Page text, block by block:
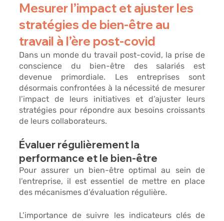
Mesurer l’impact et ajuster les
stratégies de bien-être au
travail à l’ère post-covid
Dans un monde du travail post-covid, la prise de
conscience du bien-être des salariés est
devenue primordiale. Les entreprises sont
désormais confrontées à la nécessité de mesurer
l’impact de leurs initiatives et d’ajuster leurs
stratégies pour répondre aux besoins croissants
de leurs collaborateurs.
Évaluer régulièrement la
performance et le bien-être
Pour assurer un bien-être optimal au sein de
l’entreprise, il est essentiel de mettre en place
des mécanismes d’évaluation régulière.
L’importance de suivre les indicateurs clés de